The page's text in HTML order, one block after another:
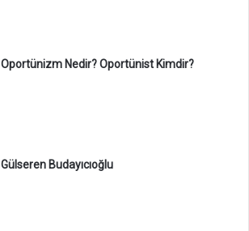
Oportünizm Nedir? Oportünist Kimdir?
Gülseren Budayıcıoğlu